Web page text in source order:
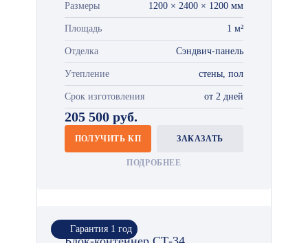
Размеры 1200 × 2400 × 1200 мм
Площадь 1 м²
Отделка Сэндвич-панель
Утепление стены, пол
Срок изготовления от 2 дней
205 500 руб.
ПОЛУЧИТЬ КП ЗАКАЗАТЬ
ПОДРОБНЕЕ
Гарантия 1 год